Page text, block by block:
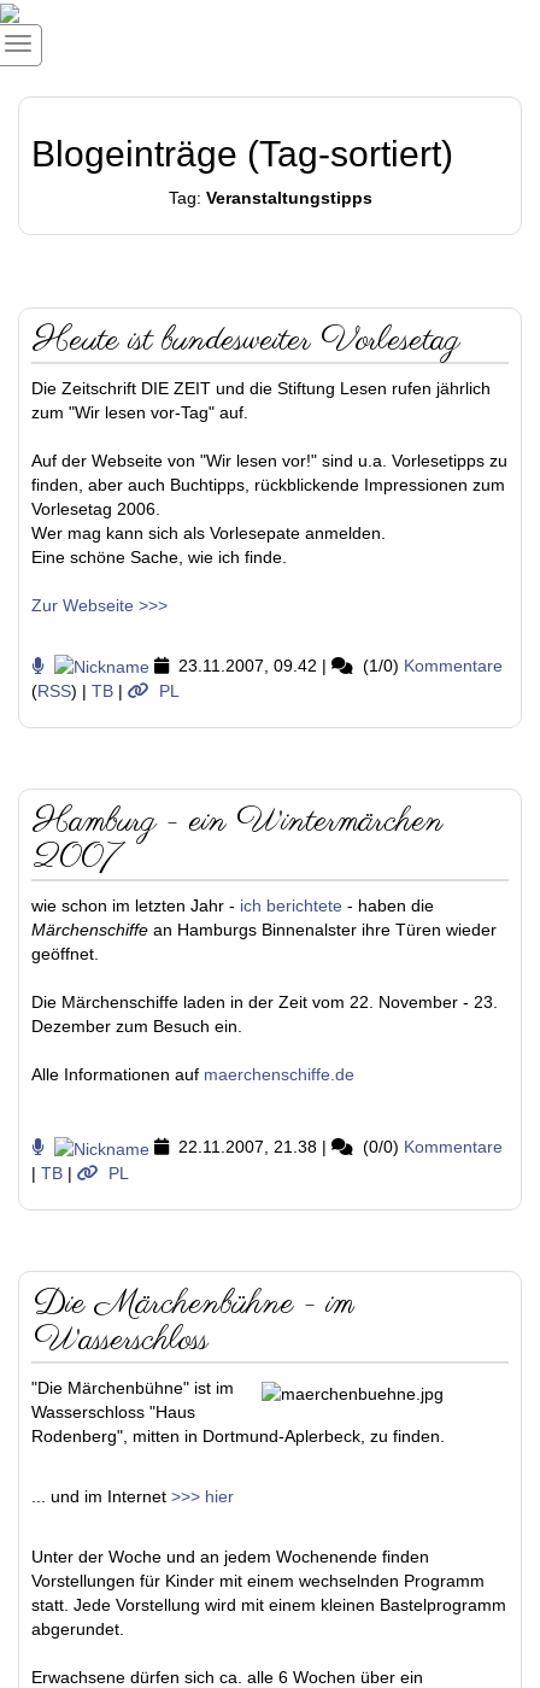
Blogeinträge (Tag-sortiert)
Tag: Veranstaltungstipps
Heute ist bundesweiter Vorlesetag
Die Zeitschrift DIE ZEIT und die Stiftung Lesen rufen jährlich
zum "Wir lesen vor-Tag" auf.
Auf der Webseite von "Wir lesen vor!" sind u.a. Vorlesetipps zu
finden, aber auch Buchtipps, rückblickende Impressionen zum
Vorlesetag 2006.
Wer mag kann sich als Vorlesepate anmelden.
Eine schöne Sache, wie ich finde.
Zur Webseite >>>
23.11.2007, 09.42 | (1/0) Kommentare
(RSS) | TB | PL
Hamburg - ein Wintermärchen
2007
wie schon im letzten Jahr - ich berichtete - haben die
Märchenschiffe an Hamburgs Binnenalster ihre Türen wieder
geöffnet.
Die Märchenschiffe laden in der Zeit vom 22. November - 23.
Dezember zum Besuch ein.
Alle Informationen auf maerchenschiffe.de
22.11.2007, 21.38 | (0/0) Kommentare
| TB | PL
Die Märchenbühne - im
Wasserschloss
"Die Märchenbühne" ist im
Wasserschloss "Haus
Rodenberg", mitten in Dortmund-Aplerbeck, zu finden.
... und im Internet >>> hier
Unter der Woche und an jedem Wochenende finden
Vorstellungen für Kinder mit einem wechselnden Programm
statt. Jede Vorstellung wird mit einem kleinen Bastelprogramm
abgerundet.
Erwachsene dürfen sich ca. alle 6 Wochen über ein